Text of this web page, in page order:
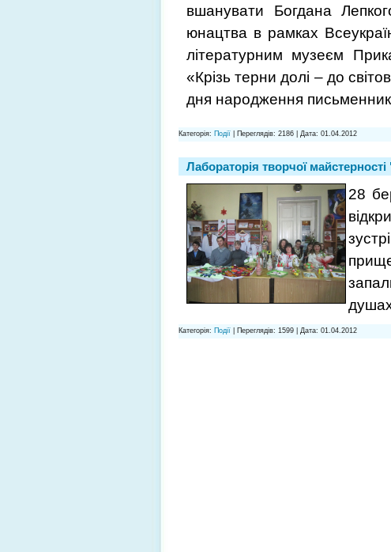
вшанувати Богдана
юнацтва в рамках
літературним музеєм
«Крізь терни долі – до
дня народження
Категорія: Події | Переглядів: 2186 | Дата: 01.04.2012
Лабораторія творчої
28
Категорія: Події | Переглядів: 1599 | Дата: 01.04.2012